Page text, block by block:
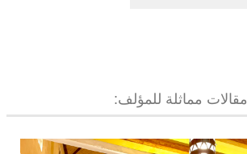
مقالات مماثلة للمؤلف: